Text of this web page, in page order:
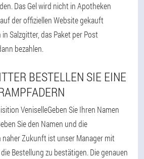
Das Gel wird nicht in Apotheken
der offiziellen Website gekauft
Salzgitter, das Paket per Post
bezahlen.
BESTELLEN SIE EINE
VeniselleGeben Sie Ihren Namen
Sie den Namen und die
Zukunft ist unser Manager mit
Bestellung zu bestätigen. Die genauen